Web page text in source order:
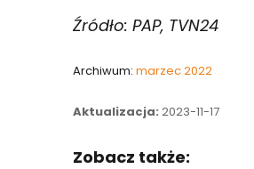
Źródło: PAP, TVN24
Archiwum: marzec 2022
Aktualizacja: 2023-11-17
Zobacz także: